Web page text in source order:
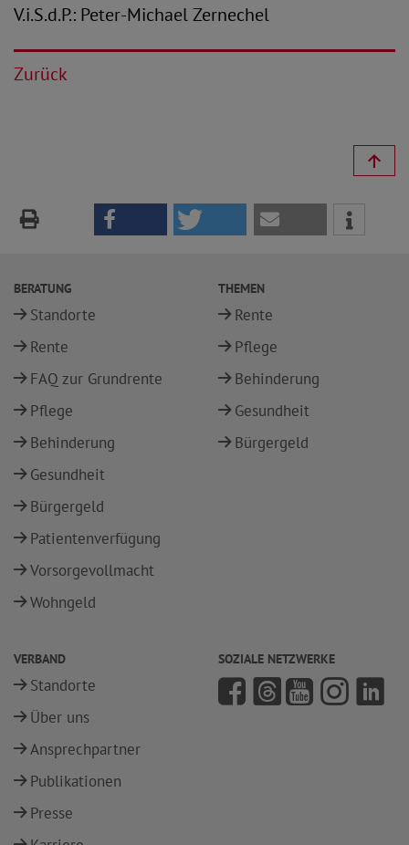
V.i.S.d.P.: Peter-Michael Zernechel
Zurück
BERATUNG
Standorte
Rente
FAQ zur Grundrente
Pflege
Behinderung
Gesundheit
Bürgergeld
Patientenverfügung
Vorsorgevollmacht
Wohngeld
THEMEN
Rente
Pflege
Behinderung
Gesundheit
Bürgergeld
VERBAND
Standorte
Über uns
Ansprechpartner
Publikationen
Presse
SOZIALE NETZWERKE